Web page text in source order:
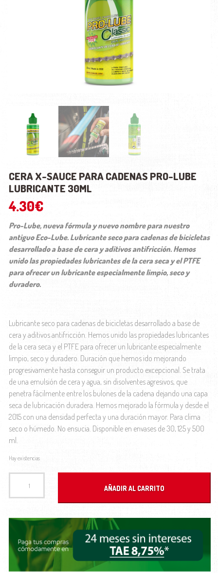
CERA X-SAUCE PARA CADENAS PRO-LUBE
LUBRICANTE 30ML
4.30€
Pro-Lube, nueva fórmula y nuevo nombre para nuestro
antiguo Eco-Lube. Lubricante seco para cadenas de bicicletas
desarrollado a base de cera y aditivos antifricción. Hemos
unido las propiedades lubricantes de la cera seca y el PTFE
para ofrecer un lubricante especialmente limpio, seco y
duradero.
Lubricante seco para cadenas de bicicletas desarrollado a base de
cera y aditivos antifricción. Hemos unido las propiedades lubricantes
de la cera seca y el PTFE para ofrecer un lubricante especialmente
limpio, seco y duradero. Duración que hemos ido mejorando
progresivamente hasta conseguir un producto excepcional. Se trata
de una emulsión de cera y agua, sin disolventes agresivos, que
penetra fácilmente entre los bulones de la cadena dejando una capa
seca de lubricación duradera. Hemos mejorado la fórmula y desde el
2015 con una densidad perfecta y una duración mayor. Para clima
seco o húmedo. No ensucia. Disponible en envases de 30, 125 y 500
ml.
Hay existencias
CERA x-sauce PARA CADENAS PRO-LUBE LUBRICANTE 30ml cantidad
AÑADIR AL CARRITO